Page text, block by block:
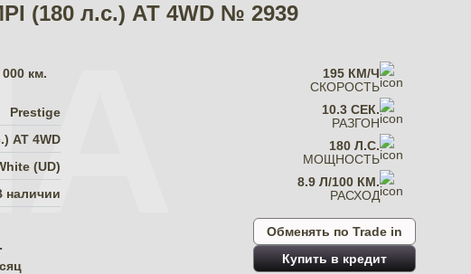
(180 л.с.) АТ 4WD № 2939
км.
Prestige
АТ 4WD
(UD)
наличии
195 КМ/Ч
СКОРОСТЬ
10.3 СЕК.
РАЗГОН
180 Л.С.
МОЩНОСТЬ
8.9 Л/100 КМ.
РАСХОД
Обменять по Trade in
Купить в кредит